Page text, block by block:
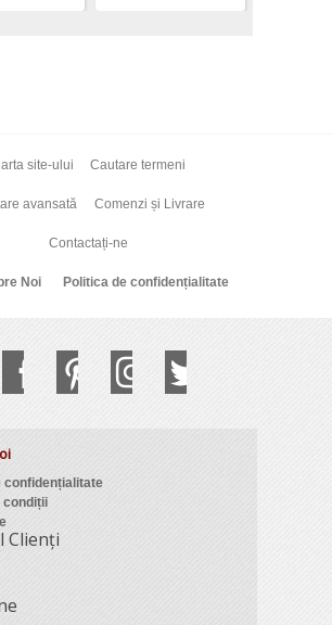
site-ului Cautare termeni
avansată Comenzi și Livrare
Contactați-ne
Noi Politica de confidențialitate
confidențialitate
condiții
Clienți